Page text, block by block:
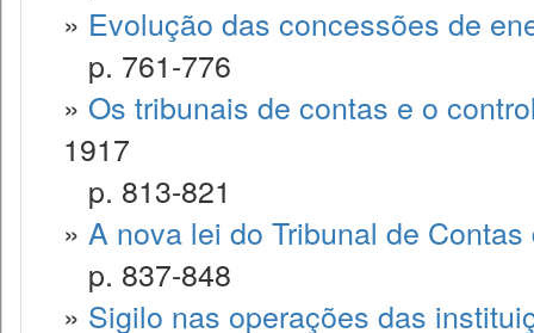
» Evolução das concessões de
p. 761-776
» Os tribunais de contas e o
1917
p. 813-821
» A nova lei do Tribunal de
p. 837-848
» Sigilo nas operações das